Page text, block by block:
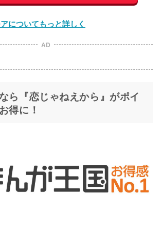
についてもっと詳しく
AD
ら『恋じゃねえから』がポイ
得に！